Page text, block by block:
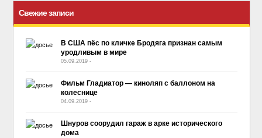
Свежие записи
В США пёс по кличке Бродяга признан самым
уродливым в мире
05.09.2019 -
Фильм Гладиатор — киноляп с баллоном на
колеснице
04.09.2019 -
Шнуров соорудил гараж в арке исторического
дома